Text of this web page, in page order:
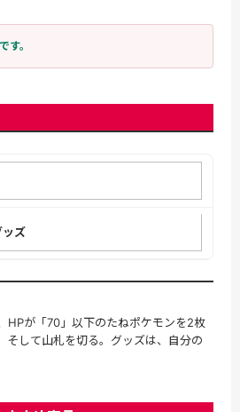
す。
ッズ
HPが「70」以下のたねポケモンを2枚
そして山札を切る。グッズは、自分の